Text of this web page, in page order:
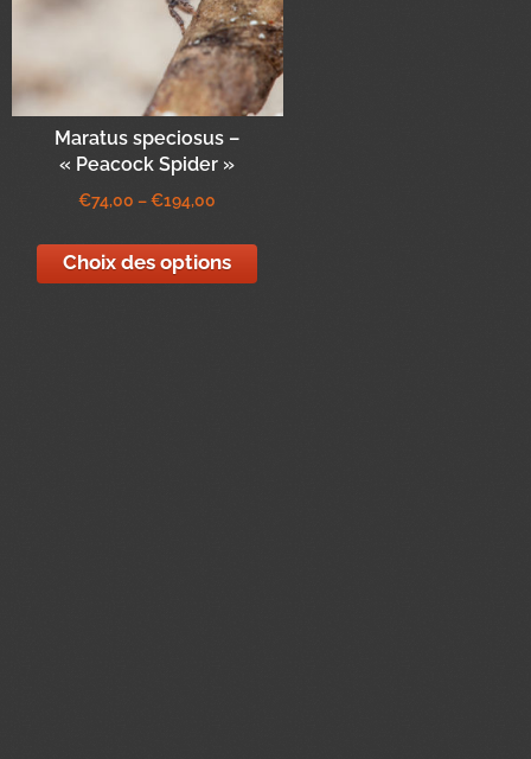
Maratus speciosus –
« Peacock Spider »
€74,00 –€194,00
Choix des options